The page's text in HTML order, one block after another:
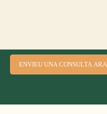
ENVIEU UNA CONSULTA ARA